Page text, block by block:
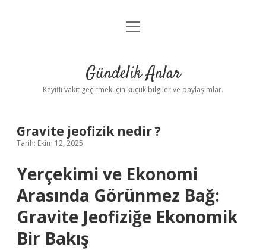
Anasayfa
Yasal Uyarı
menüyü
Gündelik Anlar
Keyifli vakit geçirmek için küçük bilgiler ve paylaşımlar.
Gravite jeofizik nedir ?
Tarih: Ekim 12, 2025
Yerçekimi ve Ekonomi
Arasında Görünmez Bağ:
Gravite Jeofiziğe Ekonomik
Bir Bakış